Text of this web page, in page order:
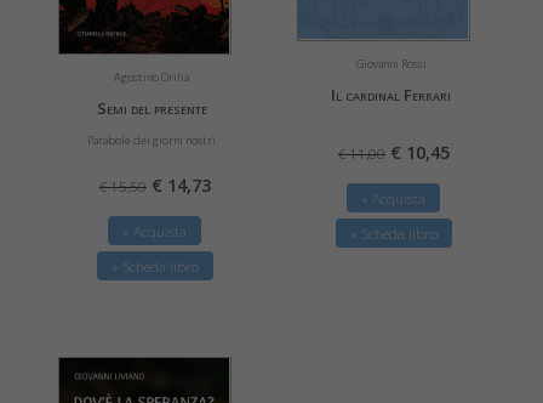
Agostino Orilia
Semi del presente
Parabole dei giorni nostri
€ 15,50 € 14,73
» Acquista
» Scheda libro
Giovanni Rossi
Il cardinal Ferrari
€ 11,00 € 10,45
» Acquista
» Scheda libro